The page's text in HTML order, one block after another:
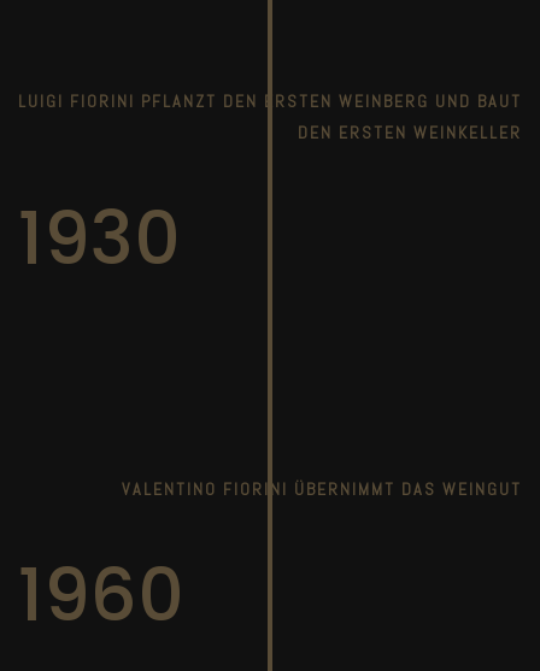
LUIGI FIORINI PFLANZT DEN ERSTEN WEINBERG UND BAUT
DEN ERSTEN WEINKELLER
1930
VALENTINO FIORINI ÜBERNIMMT DAS WEINGUT
1960